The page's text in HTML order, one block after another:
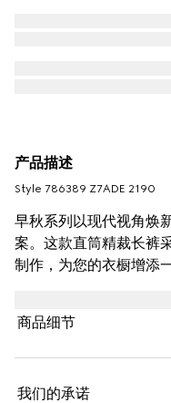
产品描述
Style ‎786389 Z7ADE 2190
早秋系列以现代视角焕
案。这款直筒精裁长裤
制作，为您的衣橱增添
商品细节
我们的承诺